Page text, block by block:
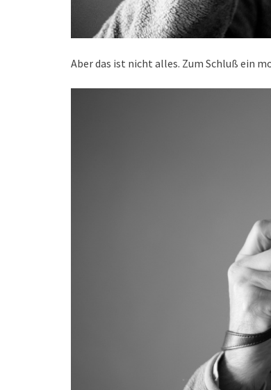
Aber das ist nicht alles. Zum Schluß ein